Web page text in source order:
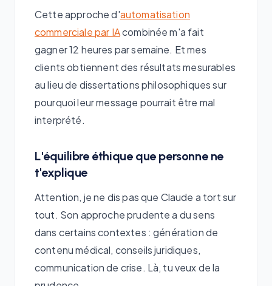
Cette approche d'automatisation
commerciale par IAcombinée m'a fait
gagner 12 heures par semaine. Et mes
clients obtiennent des résultats mesurables
au lieu de dissertations philosophiques sur
pourquoi leur message pourrait être mal
interprété.
L'équilibre éthique que personne ne
t'explique
Attention, je ne dis pas que Claude a tort sur
tout. Son approche prudente a du sens
dans certains contextes : génération de
contenu médical, conseils juridiques,
communication de crise. Là, tu veux de la